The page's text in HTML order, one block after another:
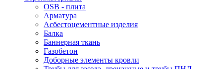
OSB - плита
Арматура
Асбестоцементные изделия
Балка
Баннерная ткань
Газобетон
Доборные элементы кровли